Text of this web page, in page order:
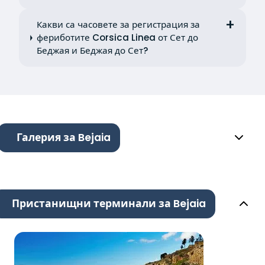
Какви са часовете за регистрация за
фериботите Corsica Linea от Сет до
Беджая и Беджая до Сет?
Галерия за Bejaia
Пристанищни терминали за Bejaia